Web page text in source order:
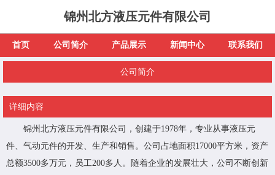
锦州北方液压元件有限公司
首页 公司简介 产品展示 新闻中心 联系我们
公司简介
详细内容
锦州北方液压元件有限公司，创建于1978年，专业从事液压元
件、气动元件的开发、生产和销售。公司占地面积17000平方米，资产
总额3500多万元，员工200多人。随着企业的发展壮大，公司不断创新